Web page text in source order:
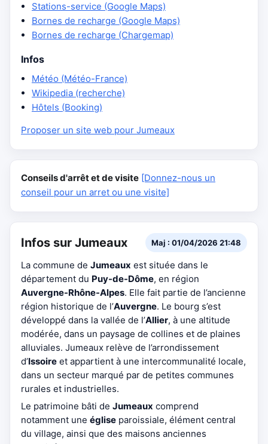
Stations-service (Google Maps)
Bornes de recharge (Google Maps)
Bornes de recharge (Chargemap)
Infos
Météo (Météo-France)
Wikipedia (recherche)
Hôtels (Booking)
Proposer un site web pour Jumeaux
Conseils d'arrêt et de visite [Donnez-nous un
conseil pour un arret ou une visite]
Infos sur Jumeaux Maj : 01/04/2026 21:48
La commune de Jumeaux est située dans le
département du Puy-de-Dôme, en région
Auvergne-Rhône-Alpes. Elle fait partie de l’ancienne
région historique de l’Auvergne. Le bourg s’est
développé dans la vallée de l’Allier, à une altitude
modérée, dans un paysage de collines et de plaines
alluviales. Jumeaux relève de l’arrondissement
d’Issoire et appartient à une intercommunalité locale,
dans un secteur marqué par de petites communes
rurales et industrielles.
Le patrimoine bâti de Jumeaux comprend
notamment une église paroissiale, élément central
du village, ainsi que des maisons anciennes